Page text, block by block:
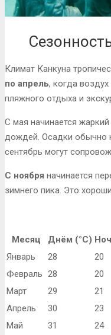
Климат Канкуна
по апрель, когда
пляжного отдыха и
С мая начинается
дождей. Осадки обычно
сентябрь могут
С ноября начинается
зимнего пика. Это
Месяц Днём (°C)
Январь
28 20
Февраль 28 20
Март
29 21
Апрель
30 23
Май
31 24